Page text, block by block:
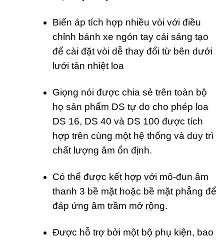
Biến áp tích hợp nhiều vòi với điều
chỉnh bánh xe ngón tay cái sáng tạo
để cài đặt vòi dễ thay đổi từ bên dưới
lưới tản nhiệt loa
Giọng nói được chia sẻ trên toàn bộ
họ sản phẩm DS tự do cho phép loa
DS 16, DS 40 và DS 100 được tích
hợp trên cùng một hệ thống và duy trì
chất lượng âm ổn định.
Có thể được kết hợp với mô-đun âm
thanh 3 bề mặt hoặc bề mặt phẳng để
đáp ứng âm trầm mở rộng.
Được hỗ trợ bởi một bộ phụ kiện, bao